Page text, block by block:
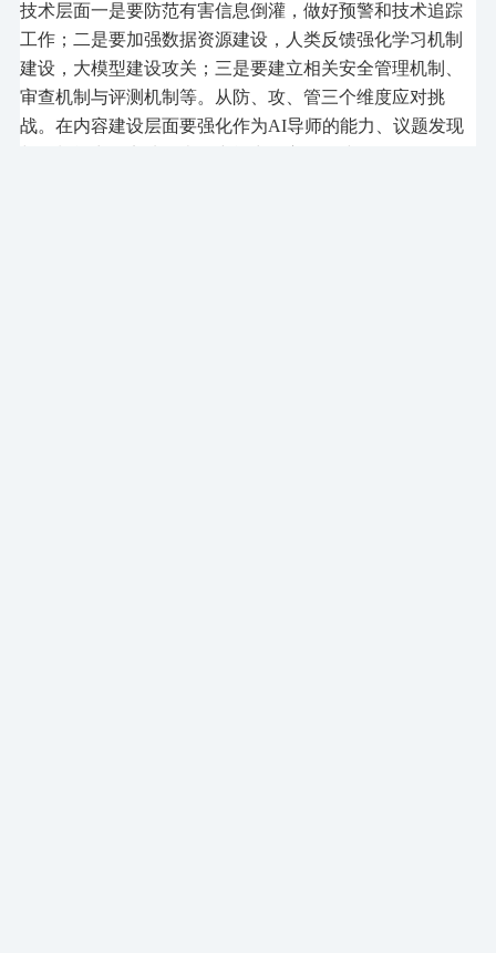
技术层面一是要防范有害信息倒灌，做好预警和技术追踪
工作；二是要加强数据资源建设，人类反馈强化学习机制
建设，大模型建设攻关；三是要建立相关安全管理机制、
审查机制与评测机制等。从防、攻、管三个维度应对挑
战。在内容建设层面要强化作为AI导师的能力 、 议题发现